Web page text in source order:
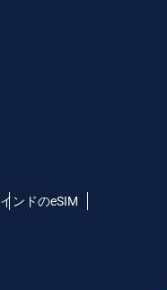
インドのeSIM